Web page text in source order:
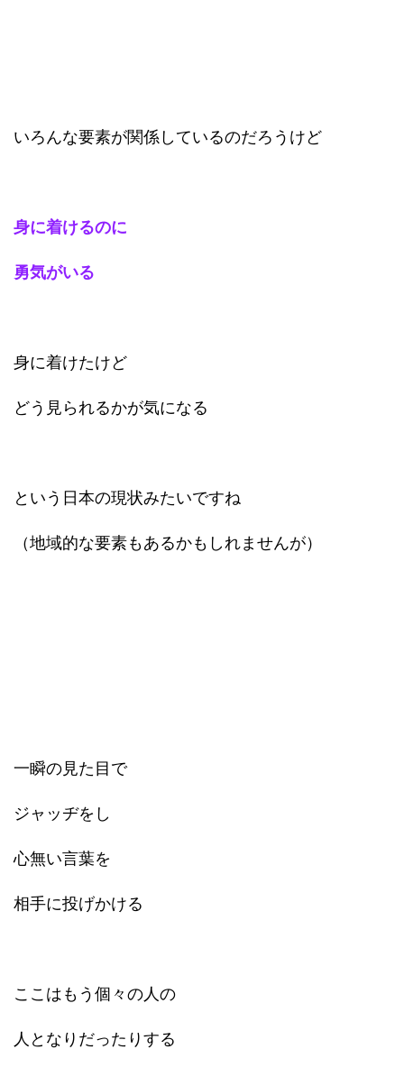
いろんな要素が関係しているのだろうけど
身に着けるのに
勇気がいる
身に着けたけど
どう見られるかが気になる
という日本の現状みたいですね
（地域的な要素もあるかもしれませんが）
一瞬の見た目で
ジャッヂをし
心無い言葉を
相手に投げかける
ここはもう個々の人の
人となりだったりする